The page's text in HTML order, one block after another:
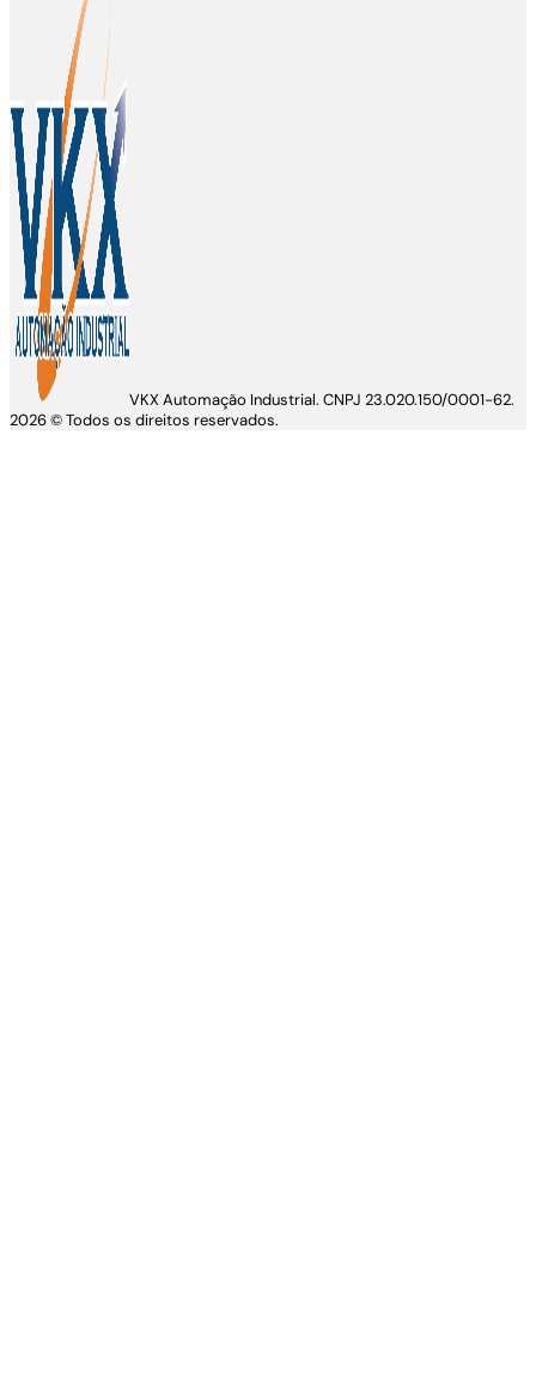
VKX Automação Industrial. CNPJ 23.020.150/0001-62.
2026 © Todos os direitos reservados.